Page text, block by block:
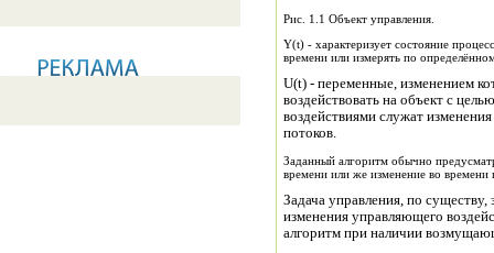
Рис. 1.1 Объект управления.
Y(t) - характеризует состояние
времени или измерять по
U(t) - переменные, изменением
воздействовать на объект с
воздействиями служат
потоков.
Заданный алгоритм обычно
времени или же изменение во времени
Задача управления, по существу,
изменения управляющего
алгоритм при наличии